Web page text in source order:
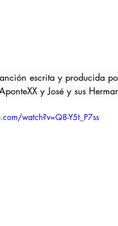
escrita y producida
y José y sus
watch?v=Q8-Y5t_P7ss